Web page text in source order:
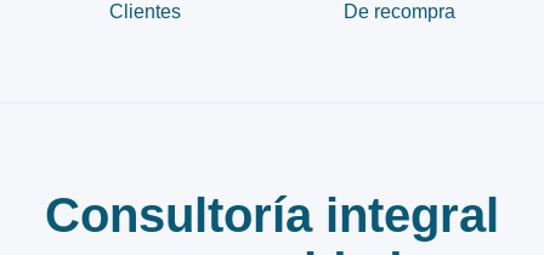
Clientes De recompra
Consultoría integral